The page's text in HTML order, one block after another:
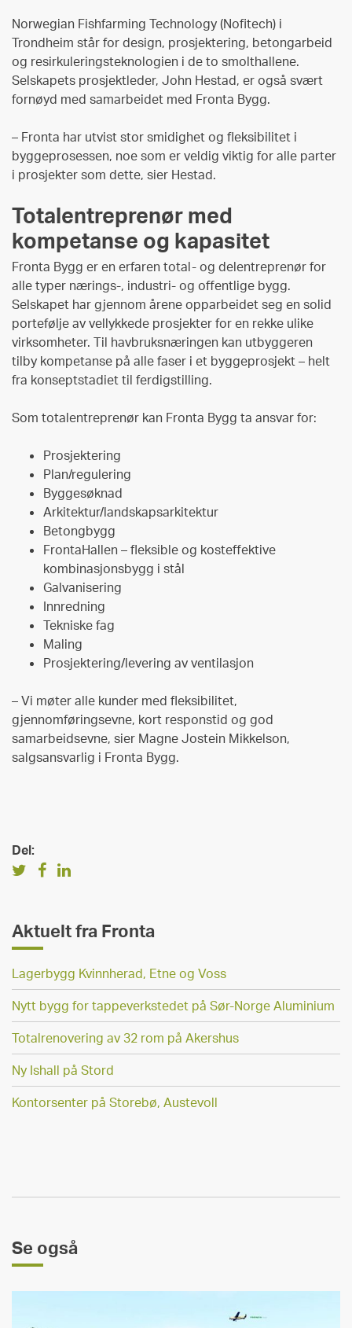
Norwegian Fishfarming Technology (Nofitech) i
Trondheim står for design, prosjektering, betongarbeid
og resirkuleringsteknologien i de to smolthallene.
Selskapets prosjektleder, John Hestad, er også svært
fornøyd med samarbeidet med Fronta Bygg.
– Fronta har utvist stor smidighet og fleksibilitet i
byggeprosessen, noe som er veldig viktig for alle parter
i prosjekter som dette, sier Hestad.
Totalentreprenør med
kompetanse og kapasitet
Fronta Bygg er en erfaren total- og delentreprenør for
alle typer nærings-, industri- og offentlige bygg.
Selskapet har gjennom årene opparbeidet seg en solid
portefølje av vellykkede prosjekter for en rekke ulike
virksomheter. Til havbruksnæringen kan utbyggeren
tilby kompetanse på alle faser i et byggeprosjekt – helt
fra konseptstadiet til ferdigstilling.
Som totalentreprenør kan Fronta Bygg ta ansvar for:
Prosjektering
Plan/regulering
Byggesøknad
Arkitektur/landskapsarkitektur
Betongbygg
FrontaHallen – fleksible og kosteffektive
kombinasjonsbygg i stål
Galvanisering
Innredning
Tekniske fag
Maling
Prosjektering/levering av ventilasjon
– Vi møter alle kunder med fleksibilitet,
gjennomføringsevne, kort responstid og god
samarbeidsevne, sier Magne Jostein Mikkelson,
salgsansvarlig i Fronta Bygg.
Del:
Aktuelt fra Fronta
Lagerbygg Kvinnherad, Etne og Voss
Nytt bygg for tappeverkstedet på Sør-Norge Aluminium
Totalrenovering av 32 rom på Akershus
Ny Ishall på Stord
Kontorsenter på Storebø, Austevoll
Se også